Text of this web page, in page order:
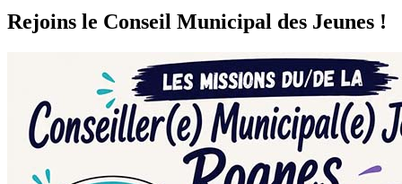
RSS
Rejoins le Conseil Municipal des Jeunes !